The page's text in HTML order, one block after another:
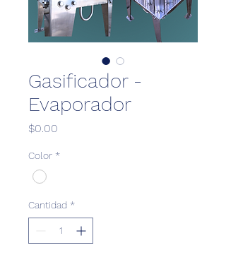
Gasificador -
Evaporador
$0.00
Color *
Cantidad *